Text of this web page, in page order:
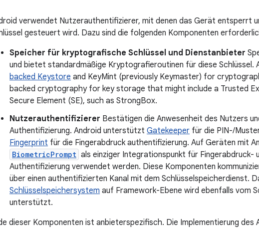
verwendet Nutzerauthentifizierer, mit denen das Gerät entsperrt
gesteuert wird. Dazu sind die folgenden Komponenten
Speicher für kryptografische Schlüssel und Dienstanbieter
und bietet standardmäßige Kryptografieroutinen für diese Schlüssel.
backed Keystore and KeyMint (previously Keymaster) for
backed cryptography for key storage that might include a Trusted
Secure Element (SE), such as StrongBox.
Nutzerauthentifizierer Bestätigen die Anwesenheit des Nutzers
Authentifizierung. Android unterstützt Gatekeeper für die PIN-/
Fingerprint für die Fingerabdruck authentifizierung. Auf Geräten mit
BiometricPrompt als einziger Integrationspunkt für Fingerabdruck-
Authentifizierung verwendet werden. Diese Komponenten
über einen authentifizierten Kanal mit dem Schlüsselspeicherdienst.
Schlüsselspeichersystem auf Framework-Ebene wird ebenfalls vom
unterstützt.
dieser Komponenten ist anbieterspezifisch. Die Implementierung des